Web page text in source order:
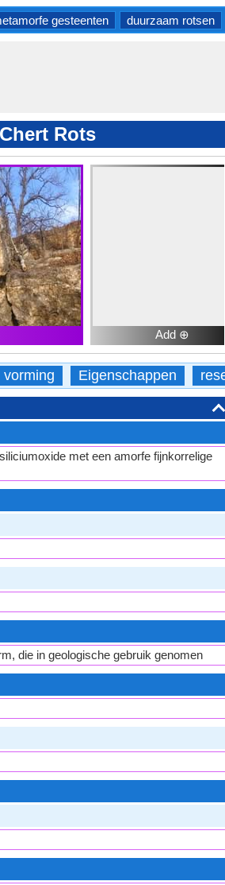
gesteenten duurzaam rotsen
Chert Rots
Add ⊕
vorming Eigenschappen
met een amorfe fijnkorrelige
die in geologische gebruik genomen